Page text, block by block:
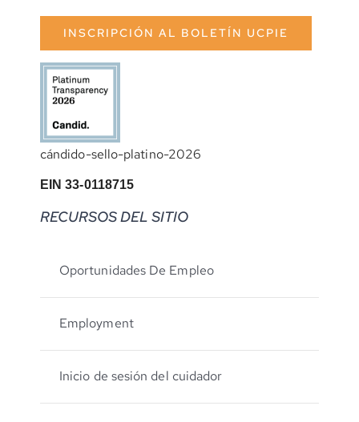
INSCRIPCIÓN AL BOLETÍN UCPIE
cándido-sello-platino-2026
EIN 33-0118715
RECURSOS DEL SITIO
Oportunidades De Empleo
Employment
Inicio de sesión del cuidador